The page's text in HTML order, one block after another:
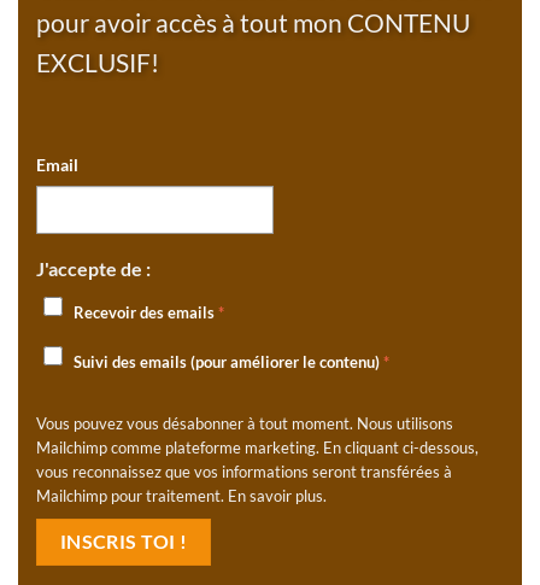
pour avoir accès à tout mon CONTENU
EXCLUSIF!
Email
J'accepte de :
Recevoir des emails*
Suivi des emails (pour améliorer le contenu)*
Vous pouvez vous désabonner à tout moment. Nous utilisons
Mailchimp comme plateforme marketing. En cliquant ci-dessous,
vous reconnaissez que vos informations seront transférées à
Mailchimp pour traitement. En savoir plus.